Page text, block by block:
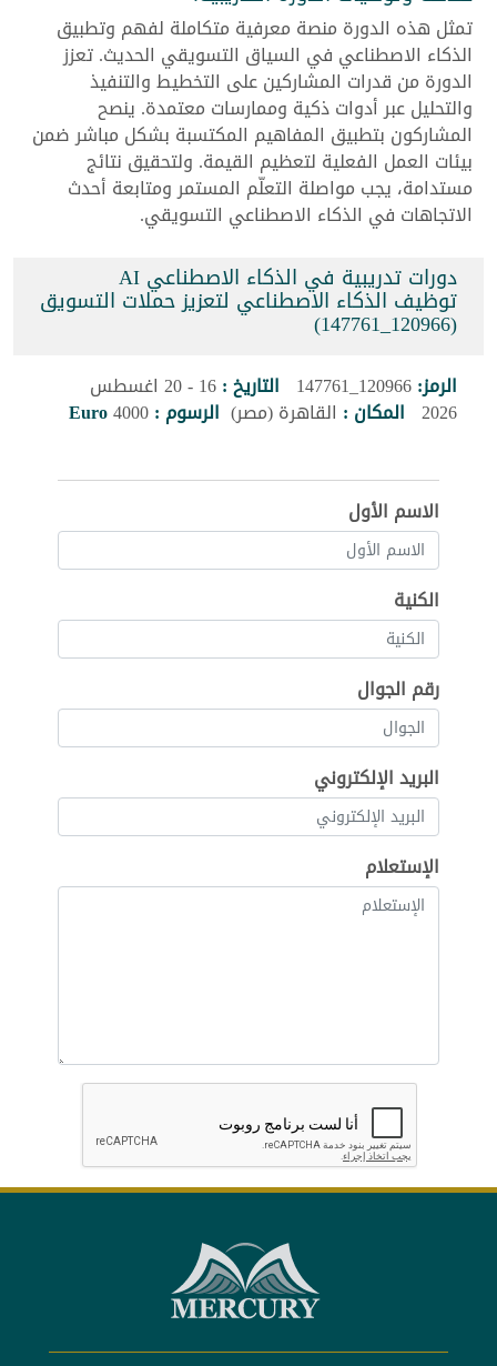
تمثل هذه الدورة منصة معرفية متكاملة لفهم وتطبيق
الذكاء الاصطناعي في السياق التسويقي الحديث. تعزز
الدورة من قدرات المشاركين على التخطيط والتنفيذ
والتحليل عبر أدوات ذكية وممارسات معتمدة. ينصح
المشاركون بتطبيق المفاهيم المكتسبة بشكل مباشر ضمن
بيئات العمل الفعلية لتعظيم القيمة. ولتحقيق نتائج
مستدامة، يجب مواصلة التعلّم المستمر ومتابعة أحدث
الاتجاهات في الذكاء الاصطناعي التسويقي.
دورات تدريبية في الذكاء الاصطناعي AI
توظيف الذكاء الاصطناعي لتعزيز حملات التسويق
(120966_147761)
الرمز:120966_147761 التاريخ : 16 - 20 اغسطس
2026 المكان : القاهرة (مصر) الرسوم :4000
Euro
الاسم الأول
الكنية
رقم الجوال
البريد الإلكتروني
الإستعلام